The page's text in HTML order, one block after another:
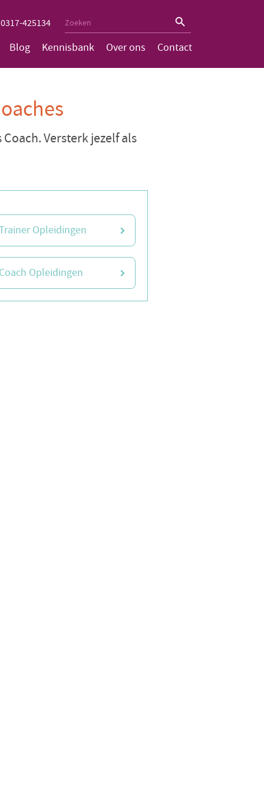
0317-425134 Zoek
naar:
Blog Kennisbank Over ons Contact
Versterk jezelf als
Opleidingen
Coach Opleidingen